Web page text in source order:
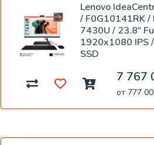
Lenovo
/ F0G10141RK
7430U / 23.8"
1920x1080 IPS
SSD
7 767
от 777